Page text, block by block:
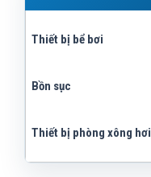
Thiết bị bể bơi
Bồn sục
Thiết bị phòng xông hơi